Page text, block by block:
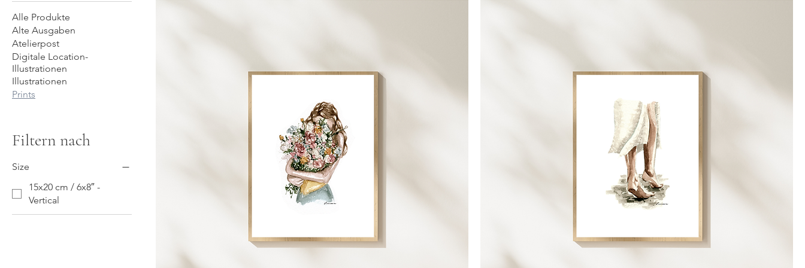
Alle Produkte
Alte Ausgaben
Atelierpost
Digitale Location-
Illustrationen
Illustrationen
Prints
Filtern nach
Size
15x20 cm / 6x8″ -
Vertical